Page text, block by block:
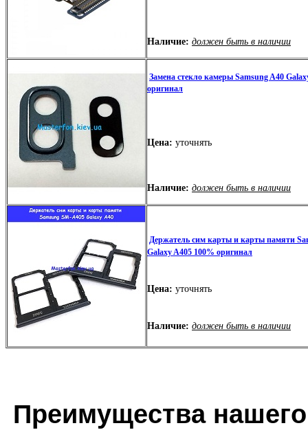
Наличие: должен быть в наличии
Замена стекло камеры Samsung A40
оригинал
Цена: уточнять
Наличие: должен быть в наличии
Держатель сим карты и карты памяти
Galaxy A405 100% оригинал
Цена: уточнять
Наличие: должен быть в наличии
Преимущества